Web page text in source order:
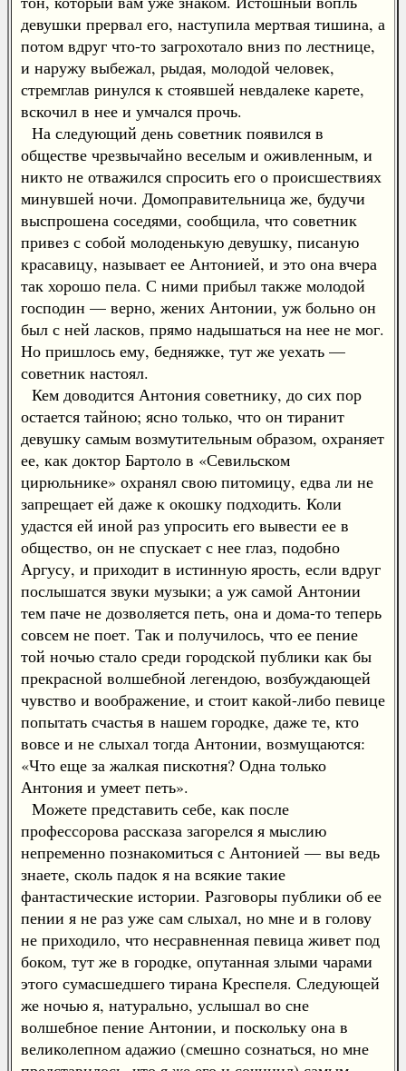
девушки прервал его, наступила мертвая тишина, а
потом вдруг что-то загрохотало вниз по лестнице,
и наружу выбежал, рыдая, молодой человек,
стремглав ринулся к стоявшей невдалеке карете,
вскочил в нее и умчался прочь.
На следующий день советник появился в
обществе чрезвычайно веселым и оживленным, и
никто не отважился спросить его о происшествиях
минувшей ночи. Домоправительница же, будучи
выспрошена соседями, сообщила, что советник
привез с собой молоденькую девушку, писаную
красавицу, называет ее Антонией, и это она вчера
так хорошо пела. С ними прибыл также молодой
господин — верно, жених Антонии, уж больно он
был с ней ласков, прямо надышаться на нее не мог.
Но пришлось ему, бедняжке, тут же уехать —
советник настоял.
Кем доводится Антония советнику, до сих пор
остается тайною; ясно только, что он тиранит
девушку самым возмутительным образом, охраняет
ее, как доктор Бартоло в «Севильском
цирюльнике» охранял свою питомицу, едва ли не
запрещает ей даже к окошку подходить. Коли
удастся ей иной раз упросить его вывести ее в
общество, он не спускает с нее глаз, подобно
Аргусу, и приходит в истинную ярость, если вдруг
послышатся звуки музыки; а уж самой Антонии
тем паче не дозволяется петь, она и дома-то теперь
совсем не поет. Так и получилось, что ее пение
той ночью стало среди городской публики как бы
прекрасной волшебной легендою, возбуждающей
чувство и воображение, и стоит какой-либо певице
попытать счастья в нашем городке, даже те, кто
вовсе и не слыхал тогда Антонии, возмущаются:
«Что еще за жалкая пискотня? Одна только
Антония и умеет петь».
Можете представить себе, как после
профессорова рассказа загорелся я мыслию
непременно познакомиться с Антонией — вы ведь
знаете, сколь падок я на всякие такие
фантастические истории. Разговоры публики об ее
пении я не раз уже сам слыхал, но мне и в голову
не приходило, что несравненная певица живет под
боком, тут же в городке, опутанная злыми чарами
этого сумасшедшего тирана Креспеля. Следующей
же ночью я, натурально, услышал во сне
волшебное пение Антонии, и поскольку она в
великолепном адажио (смешно сознаться, но мне